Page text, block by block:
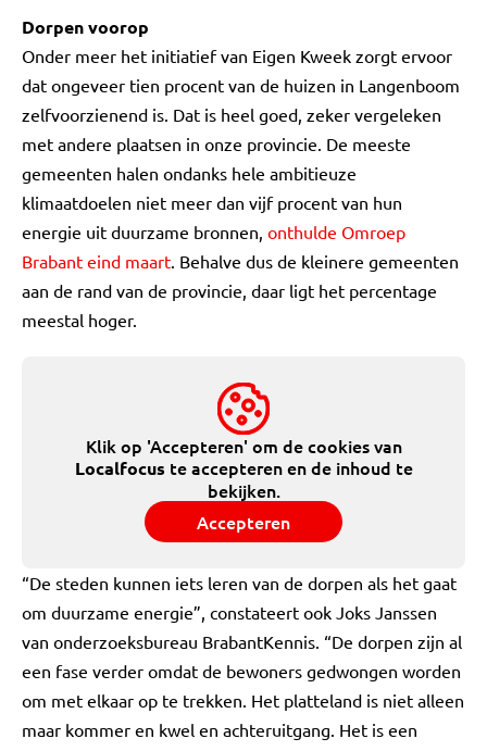
Dorpen voorop
Onder meer het initiatief van Eigen Kweek zorgt ervoor
dat ongeveer tien procent van de huizen in Langenboom
zelfvoorzienend is. Dat is heel goed, zeker vergeleken
met andere plaatsen in onze provincie. De meeste
gemeenten halen ondanks hele ambitieuze
klimaatdoelen niet meer dan vijf procent van hun
energie uit duurzame bronnen, onthulde Omroep
Brabant eind maart. Behalve dus de kleinere gemeenten
aan de rand van de provincie, daar ligt het percentage
meestal hoger.
Klik op 'Accepteren' om de cookies van
Localfocus te accepteren en de inhoud te
bekijken.
Accepteren
“De steden kunnen iets leren van de dorpen als het gaat
om duurzame energie”, constateert ook Joks Janssen
van onderzoeksbureau BrabantKennis. “De dorpen zijn al
een fase verder omdat de bewoners gedwongen worden
om met elkaar op te trekken. Het platteland is niet alleen
maar kommer en kwel en achteruitgang. Het is een